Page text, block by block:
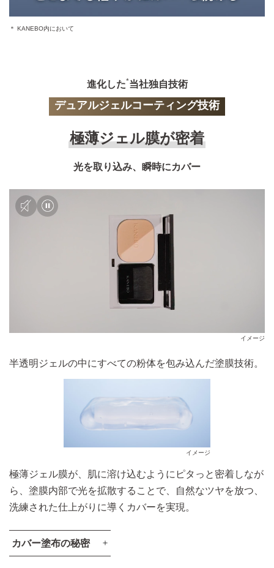
＊ KANEBO内において
進化した*当社独自技術
デュアルジェルコーティング技術
極薄ジェル膜が密着
光を取り込み、瞬時にカバー
イメージ
半透明ジェルの中にすべての粉体を包み込んだ塗膜技術。
イメージ
極薄ジェル膜が、肌に溶け込むようにピタっと密着しなが
ら、塗膜内部で光を拡散することで、自然なツヤを放つ、
洗練された仕上がりに導くカバーを実現。
カバー塗布の秘密